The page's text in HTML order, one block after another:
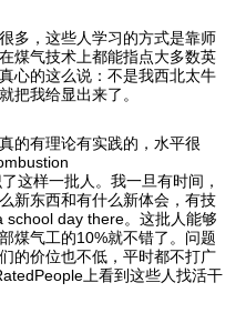
多，这些人学习的方式是靠师
煤气技术上都能指点大多数英
心的这么说：不是我西北太牛
把我给显出来了。
的有理论有实践的，水平很
这样一批人。我一旦有时间，
新东西和有什么新体会，有技
school day there。这批人能够
煤气工的10%就不错了。问题
的价位也不低，平时都不打广
上看到这些人找活干